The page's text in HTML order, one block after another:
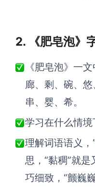
AI创作
AI生成思维导图
AI生成流程图
AI生成用户旅程图
AI生成甘特图
AI生成组织结构图
2. 《肥皂泡》
《肥皂泡》一
廊、剩、碗、悠
串、婴、希。
学习在什么情境
理解词语语义，
思，“黏稠”就是
巧细致，“颤巍